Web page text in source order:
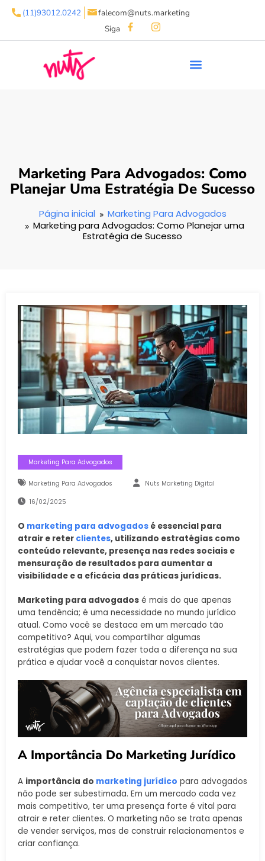
(11)93012.0242
falecom@nuts.marketing
Siga
Marketing Para Advogados: Como
Planejar Uma Estratégia De Sucesso
Página inicial
Marketing Para Advogados
Marketing para Advogados: Como Planejar uma
Estratégia de Sucesso
Marketing Para Advogados
Marketing Para Advogados Nuts Marketing Digital
16/02/2025
O marketing para advogados é essencial para
atrair e reter clientes, utilizando estratégias como
conteúdo relevante, presença nas redes sociais e
mensuração de resultados para aumentar a
visibilidade e a eficácia das práticas jurídicas.
Marketing para advogados é mais do que apenas
uma tendência; é uma necessidade no mundo jurídico
atual. Como você se destaca em um mercado tão
competitivo? Aqui, vou compartilhar algumas
estratégias que podem fazer toda a diferença na sua
prática e ajudar você a conquistar novos clientes.
A Importância Do Marketing Jurídico
A importância do marketing jurídico para advogados
não pode ser subestimada. Em um mercado cada vez
mais competitivo, ter uma presença forte é vital para
atrair e reter clientes. O marketing não se trata apenas
de vender serviços, mas de construir relacionamentos e
criar confiança.